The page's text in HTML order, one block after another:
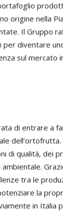
origine nella
Il Gruppo
per diventare
sul mercato
di entrare a
dell’ortofrutta.
di qualità, dei
tra le
la
in Italia